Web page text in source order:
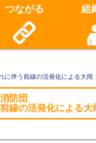
つながる 組
に伴う前線の活発化による大雨
防団
線の活発化による大